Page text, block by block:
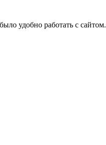
удобно работать с сайтом.